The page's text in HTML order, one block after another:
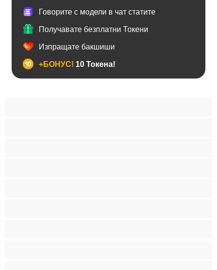
Говорите с модели в чат статите
Получавате безплатни Токени
Изпращате бакшиши
+БОНУС! 10 Токена!